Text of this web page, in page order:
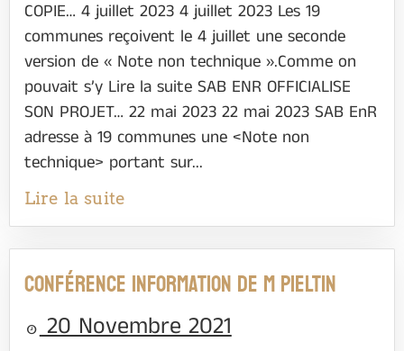
COPIE… 4 juillet 2023 4 juillet 2023 Les 19
communes reçoivent le 4 juillet une seconde
version de « Note non technique ».Comme on
pouvait s’y Lire la suite SAB ENR OFFICIALISE
SON PROJET… 22 mai 2023 22 mai 2023 SAB EnR
adresse à 19 communes une <Note non
technique> portant sur...
Lire la suite
Conférence information de M Pieltin
20 Novembre 2021